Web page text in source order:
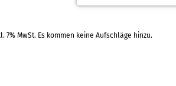
MwSt. Es kommen keine Aufschläge hinzu.